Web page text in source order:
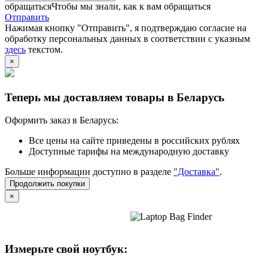
обращатьсяЧтобы мы знали, как к вам обращаться
Отправить
Нажимая кнопку "Отправить", я подтверждаю согласие на
обработку персональных данных в соответствии с указным
здесь текстом.
×
Теперь мы доставляем товары в Беларусь
Оформить заказ в Беларусь:
Все цены на сайте приведены в российских рублях
Доступные тарифы на международную доставку
Больше информации доступно в разделе "Доставка".
Продолжить покупки
×
Измерьте свой ноутбук: